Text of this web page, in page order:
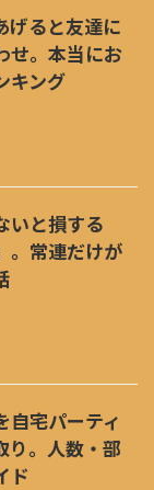
げると友達に
せ。本当にお
キング
いと損する
。常連だけが
自宅パーティ
り。人数・部
ド